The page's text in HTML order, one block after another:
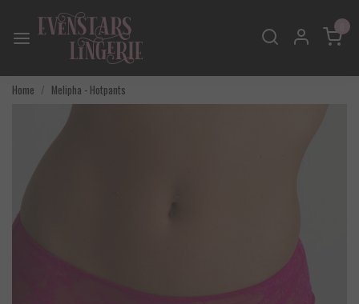
Home Melipha - Hotpants